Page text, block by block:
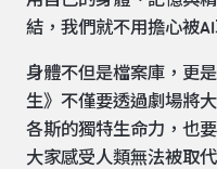
結，我們就不用擔心被
身體不但是檔案庫，更
生》不僅要透過劇場將
各斯的獨特生命力，也
大家感受人類無法被取